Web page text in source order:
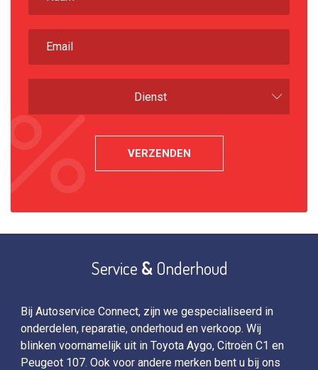
Dienst
Service & Onderhoud
Bij Autoservice Connect, zijn we gespecialiseerd in
onderdelen, reparatie, onderhoud en verkoop. Wij
blinken voornamelijk uit in Toyota Aygo, Citroën C1 en
Peugeot 107. Ook voor andere merken bent u bij ons